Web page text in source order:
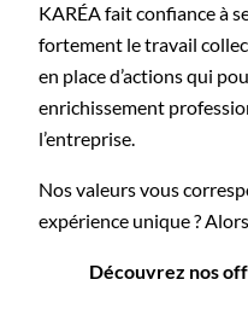
KARÉA fait confiance à
fortement le travail
en place d’actions qui
enrichissement
l’entreprise.
Nos valeurs vous
expérience unique ?
Découvrez nos